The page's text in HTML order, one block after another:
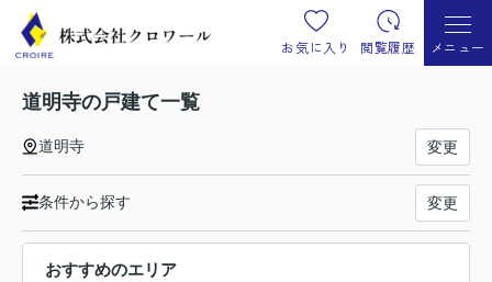
お気に入り 閲覧履歴 メニュー
道明寺の戸建て一覧
道明寺 変更
条件から探す 変更
おすすめのエリア